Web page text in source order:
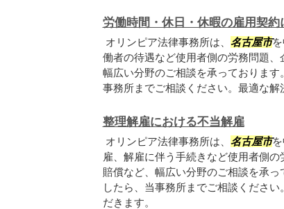
労働時間・休日・休暇の雇用契約
オリンピア法律事務所は、 名古屋市
働者の待遇など使用者側の労務問題、
幅広い分野のご相談を承っておりま
事務所までご相談ください。最適な解
整理解雇における不当解雇
オリンピア法律事務所は、 名古屋市
雇、解雇に伴う手続きなど使用者側
賠償など、幅広い分野のご相談を承
したら、当事務所までご相談くださ
だきます。